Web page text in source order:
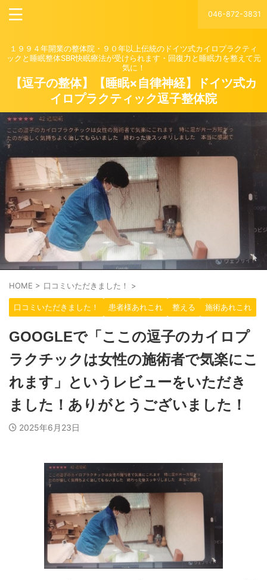
046-872-3831
１９９４年開業の整体院・９０年以上伝統のドイツ式カイロプラクティ
ックと睡眠整体SBR快眠療法が受けられます・回復力と睡眠力を整えて元
気に！
【逗子の整体】【睡眠×自律神経】ドイツ式カ
イロプラクティック逗子整体院
HOME > 口コミいただきました！ >
口コミいただきました！ 患者様あれこれ 整える 施術あれこれ
GOOGLEで「ここの逗子のカイロプ
ラクチックは女性の施術者で気楽にこ
れます」というレビューをいただき
ました！ありがとうございました！
2025年6月23日